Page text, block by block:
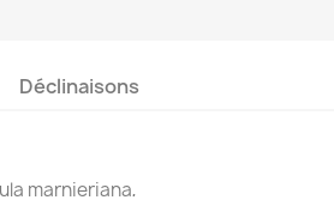
Déclinaisons
marnieriana.